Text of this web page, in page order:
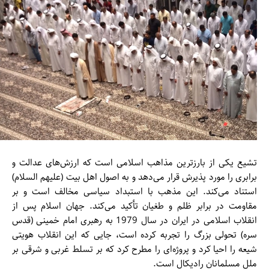
تشیع یکی از بارزترین مذاهب اسلامی است که ارزش‌های عدالت و
برابری را مورد پذیرش قرار می‌دهد و به اصول اهل بیت (علیهم السلام)
استناد می‌کند. این مذهب با استبداد سیاسی مخالف است و بر
مقاومت در برابر ظلم و طغیان تأکید می‌کند. جهان اسلام پس از
انقلاب اسلامی در ایران در سال 1979 به رهبری امام خمینی (قدس
سره) تحولی بزرگ را تجربه کرده است، جایی که این انقلاب هویتی
شیعه را احیا کرد و پروژه‌ای را مطرح کرد که بر تسلط غربی و شرقی بر
ملل مسلمانان رادیکال است.